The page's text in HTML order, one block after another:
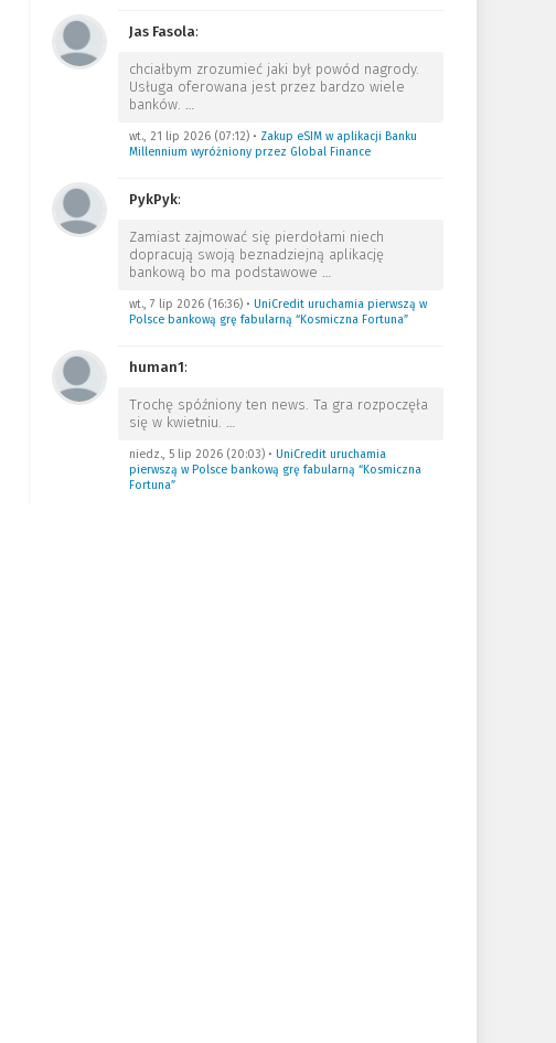
Jas Fasola:
chciałbym zrozumieć jaki był powód nagrody.
Usługa oferowana jest przez bardzo wiele
banków. …
wt., 21 lip 2026 (07:12)• Zakup eSIM w aplikacji Banku
Millennium wyróżniony przez Global Finance
PykPyk:
Zamiast zajmować się pierdołami niech
dopracują swoją beznadziejną aplikację
bankową bo ma podstawowe …
wt., 7 lip 2026 (16:36)• UniCredit uruchamia pierwszą w
Polsce bankową grę fabularną “Kosmiczna Fortuna”
human1:
Trochę spóźniony ten news. Ta gra rozpoczęła
się w kwietniu. …
niedz., 5 lip 2026 (20:03)• UniCredit uruchamia
pierwszą w Polsce bankową grę fabularną “Kosmiczna
Fortuna”